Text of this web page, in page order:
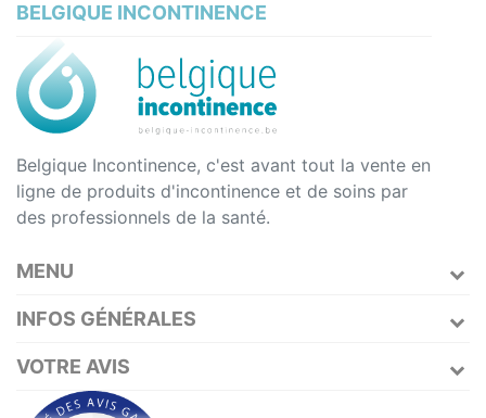
BELGIQUE INCONTINENCE
Belgique Incontinence, c'est avant tout la vente en
ligne de produits d'incontinence et de soins par
des professionnels de la santé.
MENU
INFOS GÉNÉRALES
VOTRE AVIS